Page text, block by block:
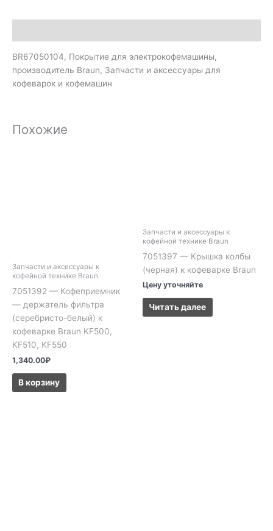
BR67050104, Покрытие для электрокофемашины,
производитель Braun, Запчасти и аксессуары для
кофеварок и кофемашин
Похожие
Запчасти и аксессуары к
кофейной технике Braun
7051392 — Кофеприемник
— держатель фильтра
(серебристо-белый) к
кофеварке Braun KF500,
KF510, KF550
1,340.00₽
В корзину
Запчасти и аксессуары к
кофейной технике Braun
7051397 — Крышка колбы
(черная) к кофеварке Braun
Цену уточняйте
Читать далее